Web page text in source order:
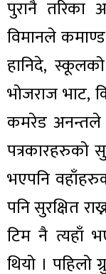
पुरानै तरिका
विमानले
हानिदे, स्कूलको
भोजराज भाट,
कमरेड अनन्तले
पत्रकारहरुको
भएपनि
पनि सुरक्षित
टिम नै त्यहाँ
थियो ।